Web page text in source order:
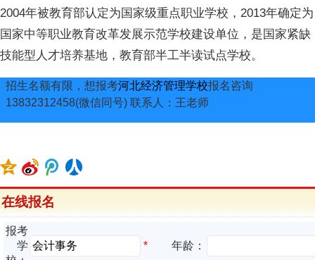
2004年被教育部认定为国家级重点职业学校，2013年确定为
国家中等职业教育改革发展示范学校建设单位，是国家紧缺
技能型人才培养基地，教育部半工半读试点学校。
招生名额有限，想报考河北经济管理学校报名咨询
13832312458(微信同号) 联系人：王老师
在线报名
报考
学
* 年龄：